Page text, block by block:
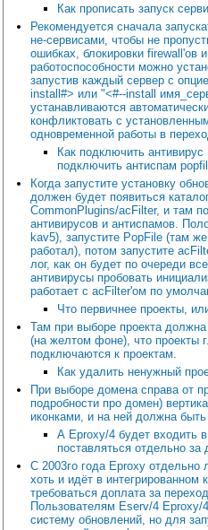
Как прописать запуск
Рекомендуется сначала
не-сервисами, чтобы не
ошибках, блокировки firewall'ов
работоспособности можно
запустив каждый сервер с
install#> или "<#--install
устанавливаются
конфликтовать с
одновременной работы в
Как подключить антивирус
подключить антиспам
Когда запустите установку
должен будет появиться
CommonPlugins/acFilter, и там
антивирусов и антиспамов.
kav5), запустите PopFile (там
работал), потом запустите
лог, как он будет по очереди
антивирусы пробовать
работает с acFilter'ом по
Что первичнее проекты,
Там при выборе проекта должна
(на желтом фоне), что проекты
подключаются к проектам.
Как удалить ненужный
При выборе домена справа от
подробности про домен)
иконками, и на ней должна
А Eproxy/4 будет входить
поставляться отдельно за
С 2003го года Eproxy отдельно
хоть и идёт в интегрированном
требоваться доплата за
Пользователям Eserv/4 Eproxy/
систему обновлений, но для